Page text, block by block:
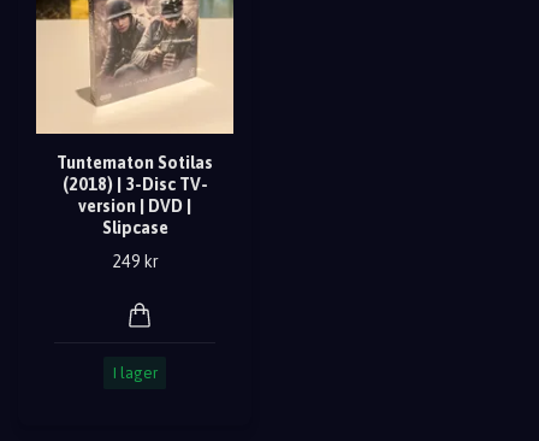
Tuntematon Sotilas
(2018) | 3-Disc TV-
version | DVD |
Slipcase
249 kr
I lager